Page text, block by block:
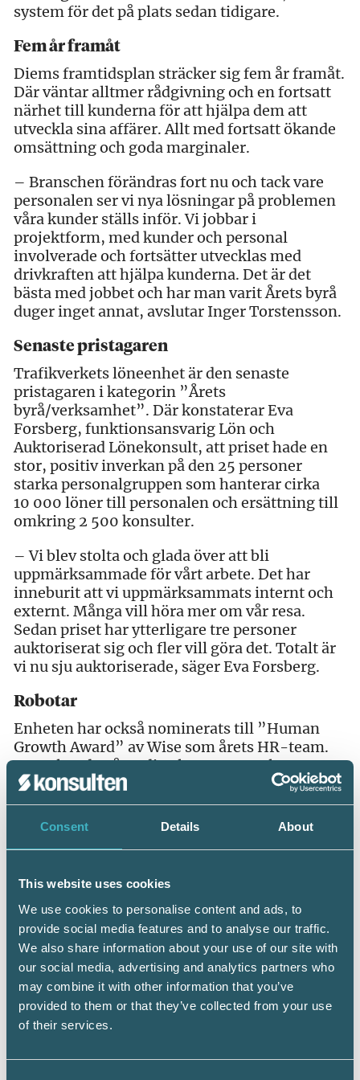
Consent Details About
This website uses cookies
We use cookies to personalise content and ads, to
provide social media features and to analyse our traffic.
We also share information about your use of our site with
our social media, advertising and analytics partners who
may combine it with other information that you’ve
provided to them or that they’ve collected from your use
of their services.
system för det på plats sedan tidigare.
Fem år framåt
Diems framtidsplan sträcker sig fem år framåt.
Där väntar alltmer rådgivning och en fortsatt
närhet till kunderna för att hjälpa dem att
utveckla sina affärer. Allt med fortsatt ökande
omsättning och goda marginaler.
– Branschen förändras fort nu och tack vare
personalen ser vi nya lösningar på problemen
våra kunder ställs inför. Vi jobbar i
projektform, med kunder och personal
involverade och fortsätter utvecklas med
drivkraften att hjälpa kunderna. Det är det
bästa med jobbet och har man varit Årets byrå
duger inget annat, avslutar Inger Torstensson.
Senaste pristagaren
Trafikverkets löneenhet är den senaste
pristagaren i kategorin ”Årets
byrå/verksamhet”. Där konstaterar Eva
Forsberg, funktionsansvarig Lön och
Auktoriserad Lönekonsult, att priset hade en
stor, positiv inverkan på den 25 personer
starka personalgruppen som hanterar cirka
10 000 löner till personalen och ersättning till
omkring 2 500 konsulter.
– Vi blev stolta och glada över att bli
uppmärksammade för vårt arbete. Det har
inneburit att vi uppmärksammats internt och
externt. Många vill höra mer om vår resa.
Sedan priset har ytterligare tre personer
auktoriserat sig och fler vill göra det. Totalt är
vi nu sju auktoriserade, säger Eva Forsberg.
Robotar
Enheten har också nominerats till ”Human
Growth Award” av Wise som årets HR-team.
Man slutade på tredje plats. Personalens
utveckling har fortsatt. Nu svarar löneteamet
på alla HR-frågor. Flera processer görs av
robotarna ”Brolle” och ”Berta”.
– Jag har alltid gillat att arbeta med lön, har
Variationen i arbetet, med alla nya lösningar
och förändringar i avtal gör att det alltid finns
något nytt att lära sig. Det blev inte minst
tydligt under pandemin. Eftersom vi redan
digitaliserat så mycket stod vi väl rustade i
fråga om hemarbete. Faktum är att vår
effektivitet snarast har ökat sedan den
startade, exempelvis genom individuella